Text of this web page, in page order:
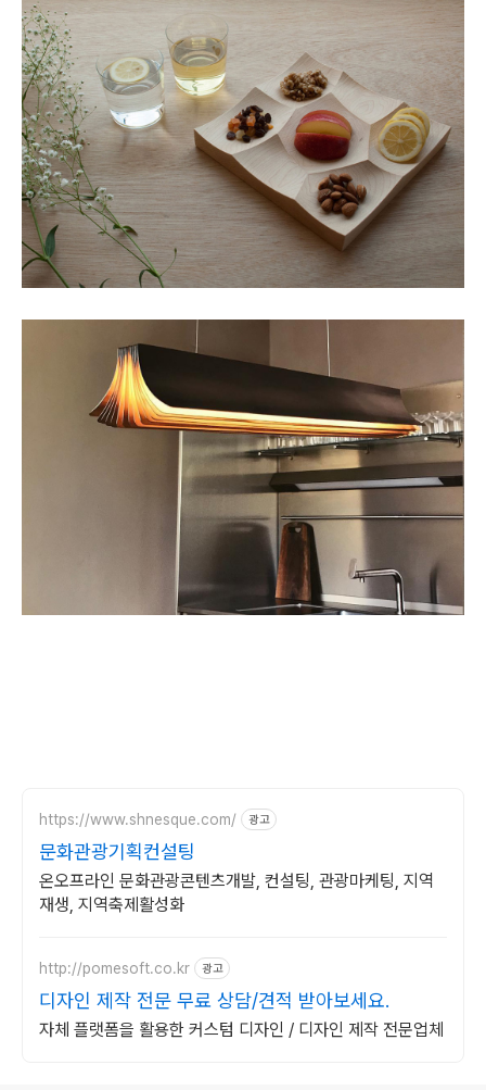
https://www.shnesque.com/ 광고
문화관광기획컨설팅
온오프라인 문화관광콘텐츠개발, 컨설팅, 관광마케팅, 지역
재생, 지역축제활성화
http://pomesoft.co.kr 광고
디자인 제작 전문 무료 상담/견적 받아보세요.
자체 플랫폼을 활용한 커스텀 디자인 / 디자인 제작 전문업체